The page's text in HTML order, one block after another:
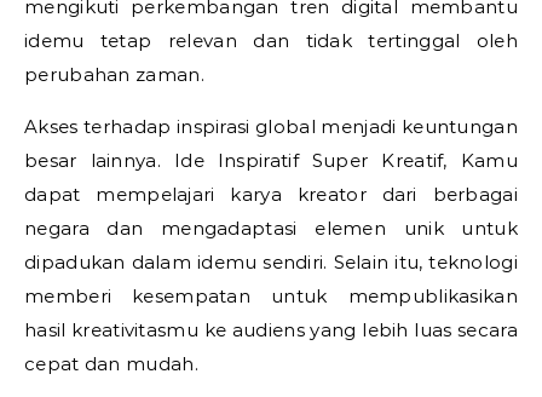
mengikuti perkembangan tren digital membantu
idemu tetap relevan dan tidak tertinggal oleh
perubahan zaman.
Akses terhadap inspirasi global menjadi keuntungan
besar lainnya. Ide Inspiratif Super Kreatif, Kamu
dapat mempelajari karya kreator dari berbagai
negara dan mengadaptasi elemen unik untuk
dipadukan dalam idemu sendiri. Selain itu, teknologi
memberi kesempatan untuk mempublikasikan
hasil kreativitasmu ke audiens yang lebih luas secara
cepat dan mudah.